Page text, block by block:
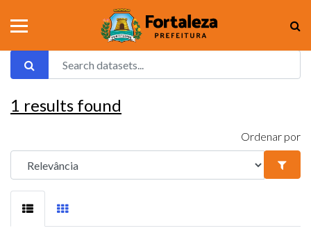
1 results found
Ordenar por